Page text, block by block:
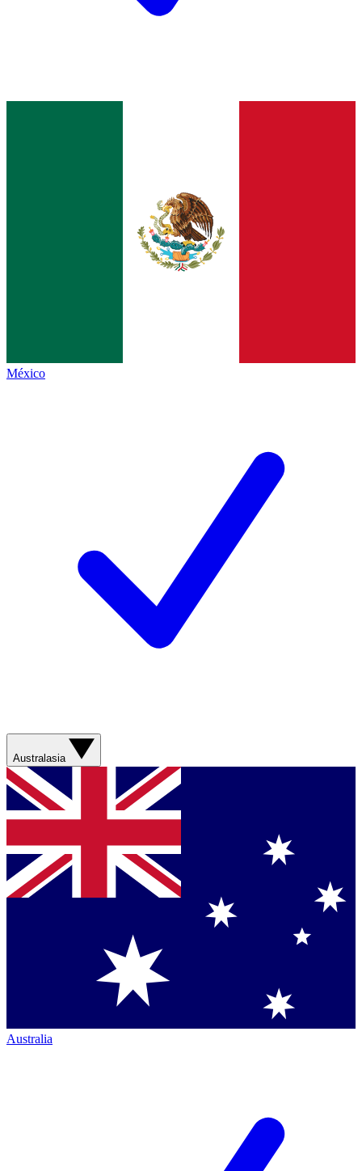
México
Australasia
Australia